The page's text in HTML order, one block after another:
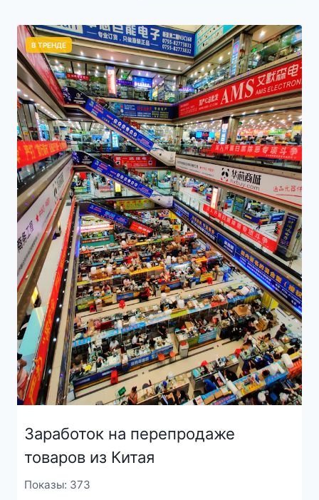
возрастанию
В ТРЕНДЕ
Заработок на перепродаже
товаров из Китая
Показы: 373